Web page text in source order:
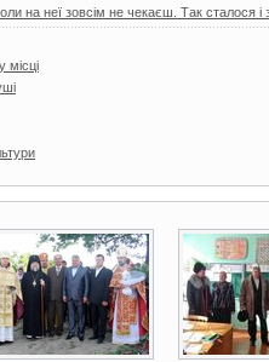
на неї зовсім не чекаєш. Так сталося
місці
3 фото 3 фото